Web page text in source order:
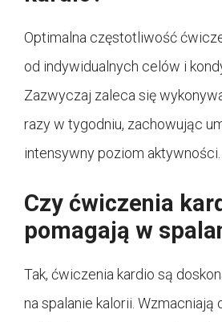
Optimalna częstotliwość
od indywidualnych celów i
Zazwyczaj zaleca się
razy w tygodniu, zachowując
intensywny poziom aktywności.
Czy ćwiczenia
pomagają w
Tak, ćwiczenia kardio są
na spalanie kalorii. Wzmacniają